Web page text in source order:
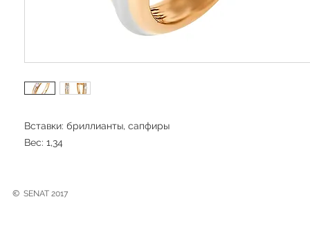
Вставки: бриллианты, сапфиры
Вес: 1,34
© SENAT 2017